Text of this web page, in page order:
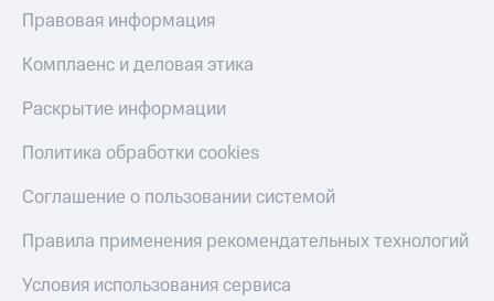
Правовая информация
Комплаенс и деловая этика
Раскрытие информации
Политика обработки cookies
Соглашение о пользовании системой
Правила применения рекомендательных технологий
Условия использования сервиса